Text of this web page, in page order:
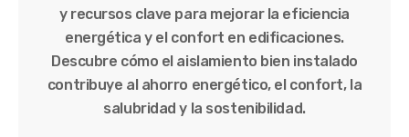
y recursos clave para mejorar la eficiencia
energética y el confort en edificaciones.
Descubre cómo el aislamiento bien instalado
contribuye al ahorro energético, el confort, la
salubridad y la sostenibilidad.